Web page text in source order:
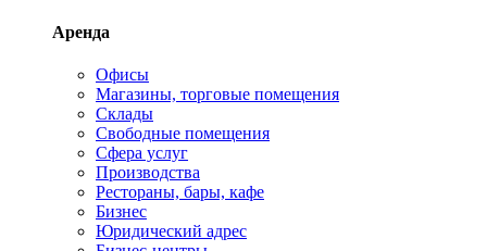
Аренда
Офисы
Магазины, торговые помещения
Склады
Свободные помещения
Сфера услуг
Производства
Рестораны, бары, кафе
Бизнес
Юридический адрес